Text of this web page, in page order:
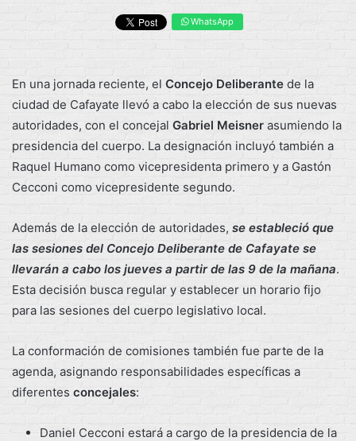
WhatsApp
En una jornada reciente, el Concejo Deliberante de la
ciudad de Cafayate llevó a cabo la elección de sus nuevas
autoridades, con el concejal Gabriel Meisner asumiendo la
presidencia del cuerpo. La designación incluyó también a
Raquel Humano como vicepresidenta primero y a Gastón
Cecconi como vicepresidente segundo.
Además de la elección de autoridades, se estableció que
las sesiones del Concejo Deliberante de Cafayate se
llevarán a cabo los jueves a partir de las 9 de la mañana.
Esta decisión busca regular y establecer un horario fijo
para las sesiones del cuerpo legislativo local.
La conformación de comisiones también fue parte de la
agenda, asignando responsabilidades específicas a
diferentes concejales:
Daniel Cecconi estará a cargo de la presidencia de la